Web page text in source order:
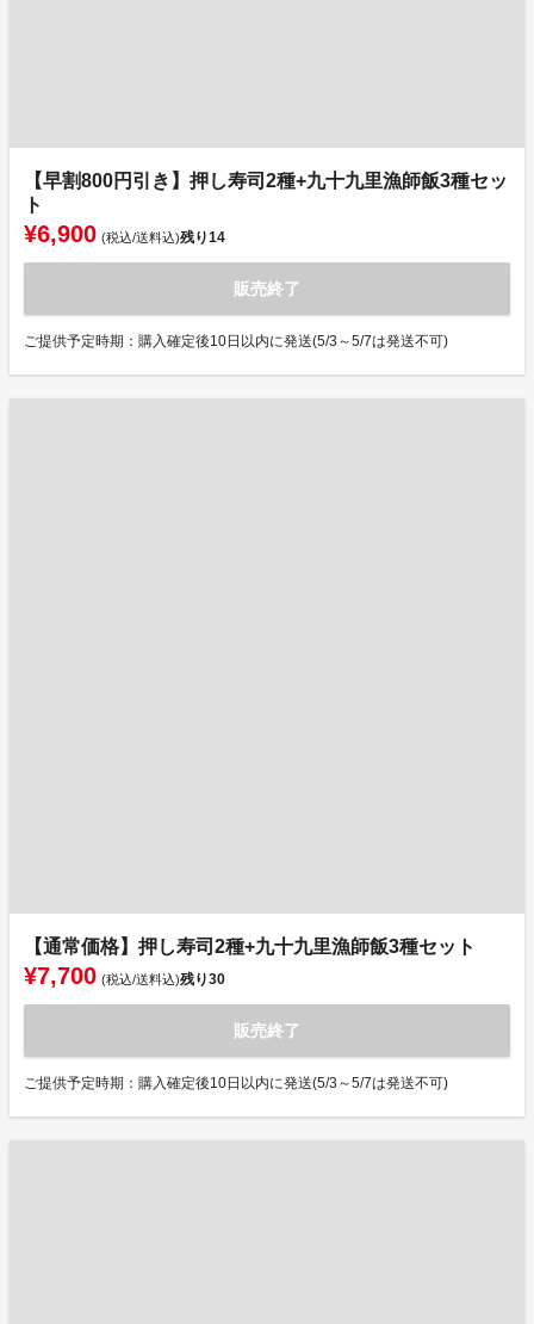
【早割800円引き】押し寿司2種+九十九里漁師飯3種セッ
ト
¥6,900 (税込/送料込)残り14
販売終了
ご提供予定時期：購入確定後10日以内に発送(5/3～5/7は発送不可)
【通常価格】押し寿司2種+九十九里漁師飯3種セット
¥7,700 (税込/送料込)残り30
販売終了
ご提供予定時期：購入確定後10日以内に発送(5/3～5/7は発送不可)